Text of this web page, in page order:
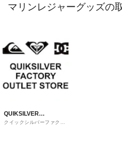
マリンレジャーグッズの
QUIKSILVER
FACTORY OUTLET
クイックシルバーファクト